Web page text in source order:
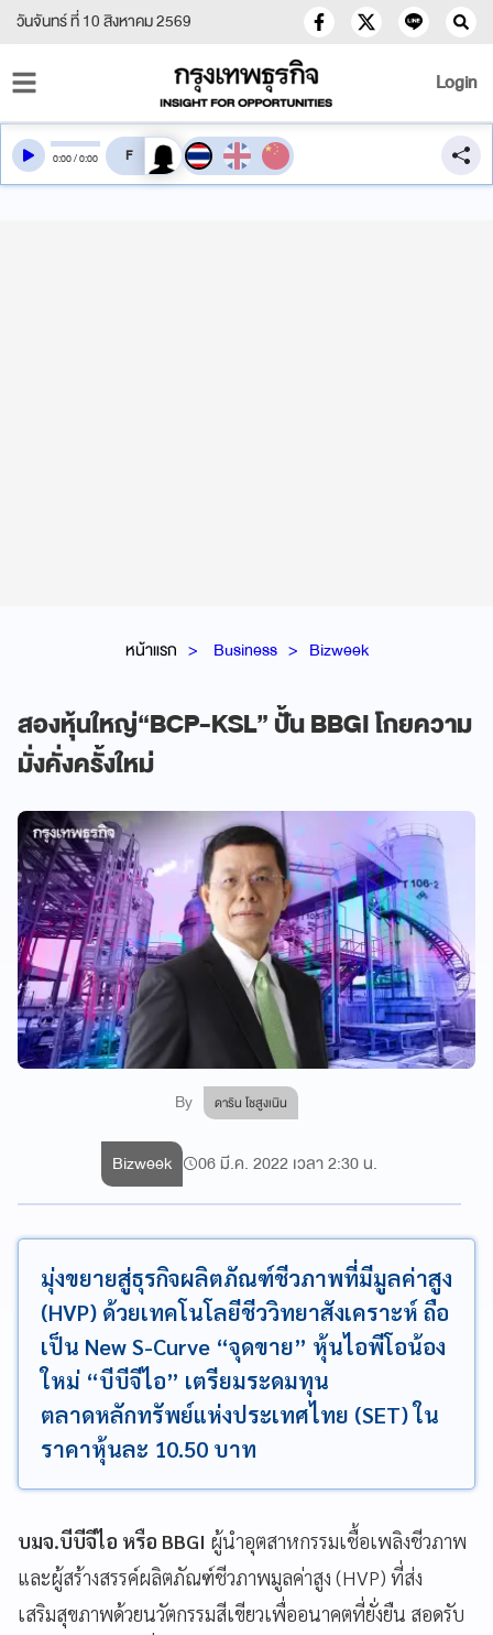
วันจันทร์ ที่ 10 สิงหาคม 2569
Login
หน้าแรก Business Bizweek
สองหุ้นใหญ่“BCP-KSL” ปั้น BBGI โกยความ
มั่งคั่งครั้งใหม่
By ดาริน โชสูงเนิน
0:00/0:00 สลับเสียงอ่าน
Bizweek 06 มี.ค. 2022 เวลา 2:30 น.
มุ่งขยายสู่ธุรกิจผลิตภัณฑ์ชีวภาพที่มีมูลค่าสูง
(HVP) ด้วยเทคโนโลยีชีววิทยาสังเคราะห์ ถือ
เป็น New S-Curve “จุดขาย” หุ้นไอพีโอน้อง
ใหม่ “บีบีจีไอ” เตรียมระดมทุน
ตลาดหลักทรัพย์แห่งประเทศไทย (SET) ใน
ราคาหุ้นละ 10.50 บาท
บมจ.บีบีจีไอ หรือ BBGI ผู้นำอุตสาหกรรมเชื้อเพลิงชีวภาพ
และผู้สร้างสรรค์ผลิตภัณฑ์ชีวภาพมูลค่าสูง (HVP) ที่ส่ง
เสริมสุขภาพด้วยนวัตกรรมสีเขียวเพื่ออนาคตที่ยั่งยืน สอดรับ